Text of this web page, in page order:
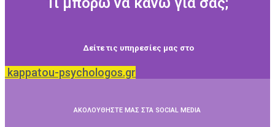
Δείτε τις υπηρεσίες μας στο
kappatou-psychologos.gr
ΑΚΟΛΟΥΘΗΣΤΕ ΜΑΣ ΣΤΑ SOCIAL MEDIA